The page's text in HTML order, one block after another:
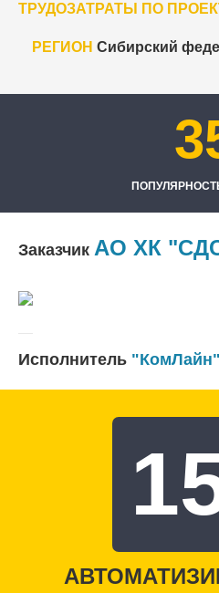
ТРУДОЗАТРАТЫ ПО
РЕГИОН Сибирский
Заказчик АО ХК
Исполнитель "КомЛайн"